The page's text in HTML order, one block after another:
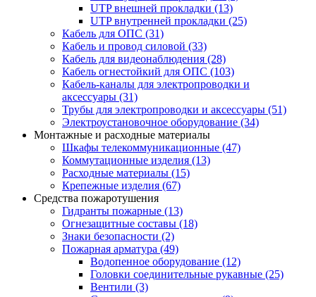
UTP внешней прокладки (13)
UTP внутренней прокладки (25)
Кабель для ОПС (31)
Кабель и провод силовой (33)
Кабель для видеонаблюдения (28)
Кабель огнестойкий для ОПС (103)
Кабель-каналы для электропроводки и
аксессуары (31)
Трубы для электропроводки и аксессуары (51)
Электроустановочное оборудование (34)
Монтажные и расходные материалы
Шкафы телекоммуникационные (47)
Коммутационные изделия (13)
Расходные материалы (15)
Крепежные изделия (67)
Средства пожаротушения
Гидранты пожарные (13)
Огнезащитные составы (18)
Знаки безопасности (2)
Пожарная арматура (49)
Водопенное оборудование (12)
Головки соединительные рукавные (25)
Вентили (3)